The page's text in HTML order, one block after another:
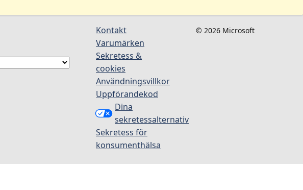
Kontakt
Varumärken
Sekretess &
cookies
Användningsvillkor
Uppförandekod
Dina
sekretessalternativ
Sekretess för
konsumenthälsa
© 2026 Microsoft